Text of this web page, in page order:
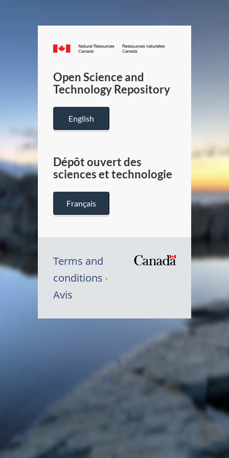
Canada.ca
/
Canada
Open Science and
Technology Repository
English
Dépôt ouvert des
sciences et technologie
Français
Terms and
conditions
Avis
du